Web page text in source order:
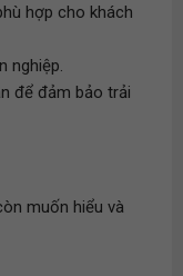
hợp cho khách
nghiệp.
để đảm bảo trải
muốn hiểu và